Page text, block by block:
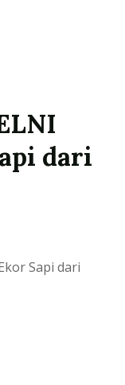
dari